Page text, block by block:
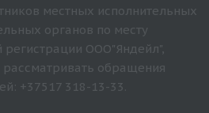
местных исполнительных
органов по месту
регистрации ООО"Яндейл",
обращения
+37517 318-13-33.